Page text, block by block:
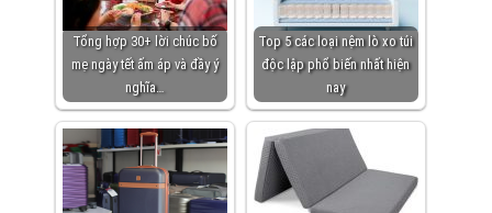
Tổng hợp 30+ lời chúc bố
mẹ ngày tết ấm áp và đầy ý
nghĩa…
Top 5 các loại nệm lò xo túi
độc lập phổ biến nhất hiện
nay